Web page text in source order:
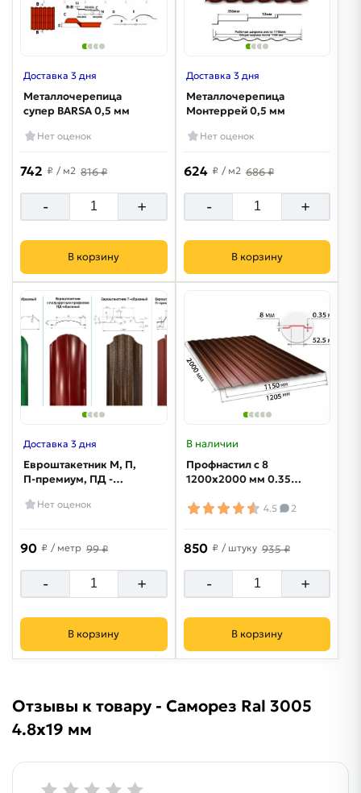
Доставка 3 дня
Металлочерепица
супер BARSA 0,5 мм
Нет оценок
742 ₽ / м2 816 ₽
- +
В корзину
Доставка 3 дня
Металлочерепица
Монтеррей 0,5 мм
Нет оценок
624 ₽ / м2 686 ₽
- +
В корзину
Доставка 3 дня
Евроштакетник М, П,
П-премиум, ПД -
Нет оценок
90 ₽ / метр 99 ₽
- +
В корзину
В наличии
Профнастил с 8
1200x2000 мм 0.35
4.5 2
850 ₽ / штуку 935 ₽
- +
В корзину
Отзывы к товару - Саморез Ral 3005
4.8х19 мм